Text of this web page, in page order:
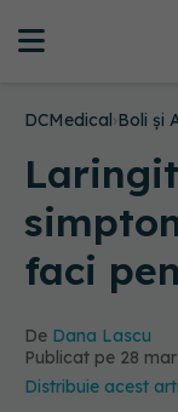
DCMedical›Boli și
faci
De Dana Lascu
Publicat pe 28
Distribuie acest